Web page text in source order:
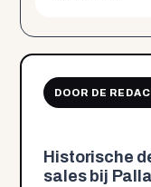
DOOR DE
Historische
sales bij